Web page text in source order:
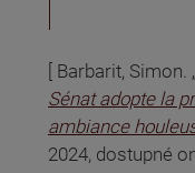
[ Barbarit, Simon. „
Sénat adopte la
ambiance
(odkaz je externí)
2024, dostupné